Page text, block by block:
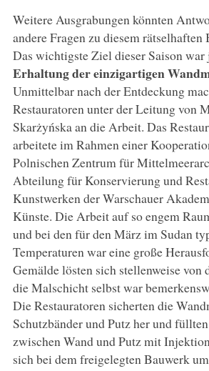
Weitere Ausgrabungen könnten
andere Fragen zu diesem rätselhaften
Das wichtigste Ziel dieser Saison war
Erhaltung der einzigartigen
Unmittelbar nach der Entdeckung
Restauratoren unter der Leitung von
Skarżyńska an die Arbeit. Das
arbeitete im Rahmen einer
Polnischen Zentrum für
Abteilung für Konservierung und
Kunstwerken der Warschauer
Künste. Die Arbeit auf so engem
und bei den für den März im Sudan
Temperaturen war eine große
Gemälde lösten sich stellenweise von
die Malschicht selbst war
Die Restauratoren sicherten die
Schutzbänder und Putz her und
zwischen Wand und Putz mit
sich bei dem freigelegten Bauwerk